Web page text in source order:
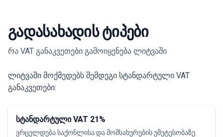
გადასახადის ტიპები
რა VAT განაკვეთები გამოიყენება ლიტვაში
ლიტვაში მოქმედებს შემდეგი სტანდარტული VAT
განაკვეთები:
სტანდარტული VAT 21%
ვრცელდება საქონლისა და მომსახურების უმეტესობაზე.